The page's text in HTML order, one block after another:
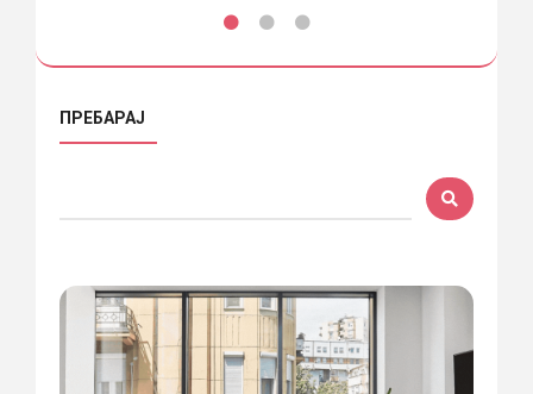
ПРЕБАРАЈ